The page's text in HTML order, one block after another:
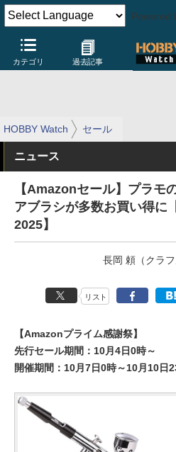
Powered
カテゴリ 過去記事
HOBBY Watch セール
ニュース
【Amazonセール】プラモ
アブラシが多数お買い得に
2025】
長岡 頼（クラフ
リスト
【Amazonプライム感謝祭】
先行セール期間：10月4日0時～
開催期間：10月7日0時～10月10日